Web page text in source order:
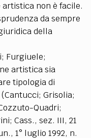
non è facile.
da sempre
della
Furgiuele;
artistica sia
tipologia di
Grisolia;
Quadri;
Cass., sez. III, 21
1° luglio 1992, n.